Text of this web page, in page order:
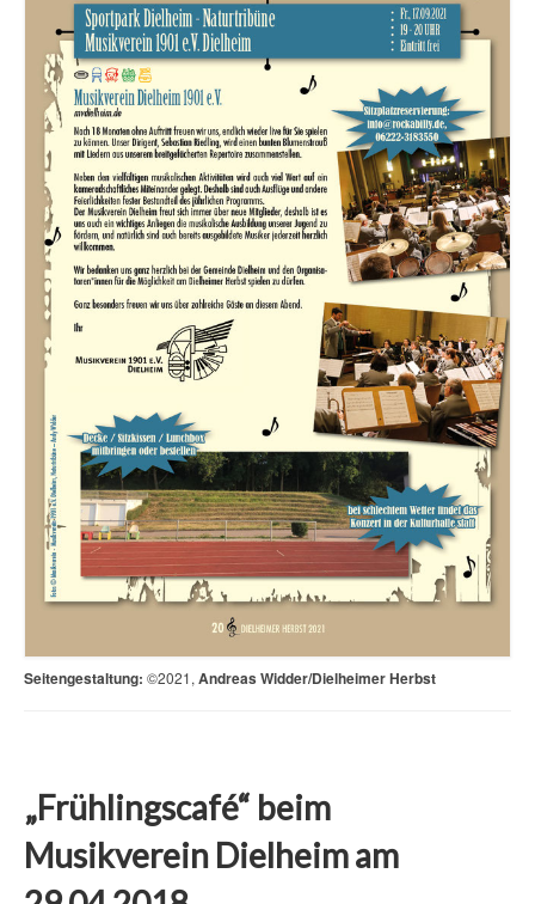
Seitengestaltung: ©2021, Andreas Widder/Dielheimer Herbst
„Frühlingscafé“ beim
Musikverein Dielheim am